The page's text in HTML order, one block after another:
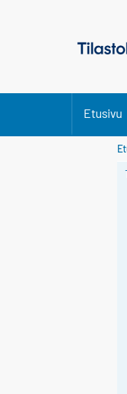
Etusivu